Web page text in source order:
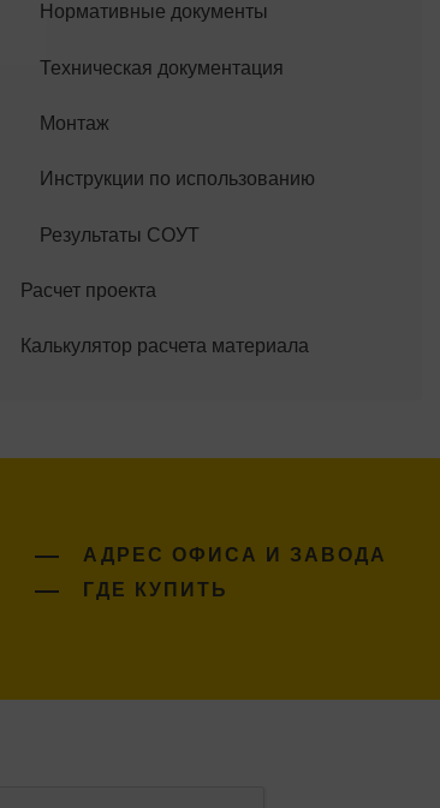
Нормативные документы
Техническая документация
Монтаж
Инструкции по использованию
Результаты СОУТ
Расчет проекта
Калькулятор расчета материала
АДРЕС ОФИСА И ЗАВОДА
ГДЕ КУПИТЬ